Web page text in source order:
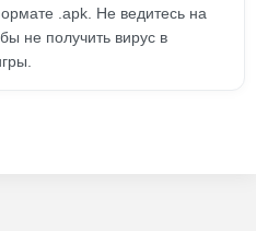
.apk. Не ведитесь на
не получить вирус в